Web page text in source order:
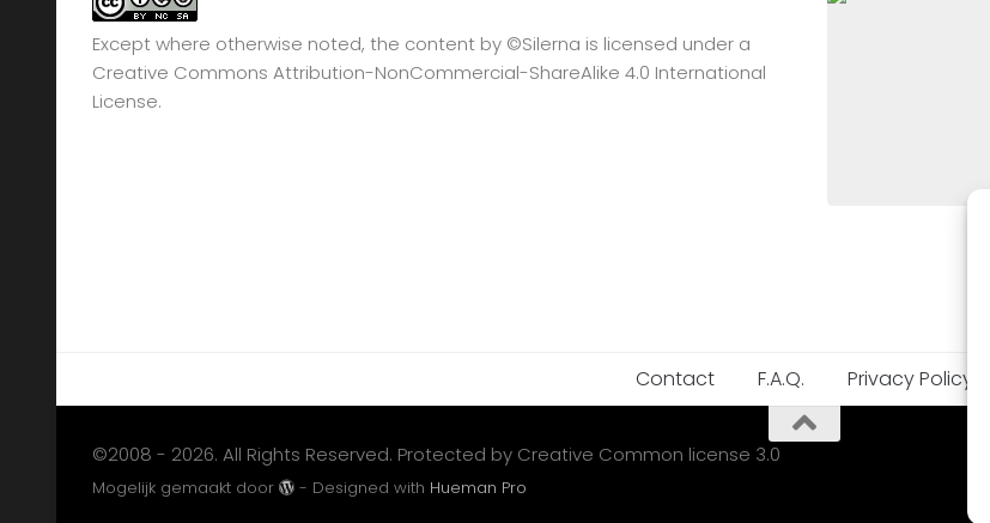
Except where otherwise noted, the content by ©Silerna is licensed under a
Creative Commons Attribution-NonCommercial-ShareAlike 4.0 International
License.
Contact F.A.Q. Privacy Policy
©2008 - 2026. All Rights Reserved. Protected by Creative Common license 3.0
Mogelijk gemaakt door - Designed with Hueman Pro